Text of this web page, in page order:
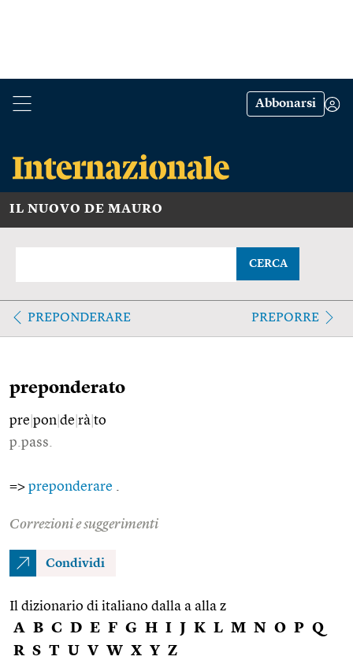
Abbonarsi
IL NUOVO DE MAURO
CERCA
PREPONDERARE PREPORRE
preponderato
pre pon de rà to
p.pass.
=> preponderare
Correzioni e suggerimenti
Condividi
Il dizionario di italiano dalla a alla z
A B C D E F G H I J K L M N O P Q
R S T U V W X Y Z